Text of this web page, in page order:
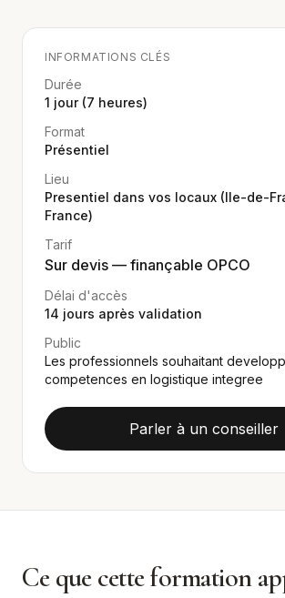
INFORMATIONS CLÉS
Durée
1 jour (7 heures)
Format
Présentiel
Lieu
Presentiel dans vos locaux (Ile-de-
France)
Tarif
Sur devis — finançable OPCO
Délai d'accès
14 jours après validation
Public
Les professionnels souhaitant
competences en logistique integree
Parler à un conseiller
Ce que cette formation